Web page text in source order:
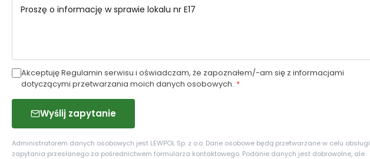
Akceptuję Regulamin serwisu i oświadczam, że zapoznałem/-am się z informacjami
dotyczącymi przetwarzania moich danych osobowych. *
Wyślij zapytanie
Administratorem danych osobowych jest LEWPOL Sp. z o.o. Dane osobowe będą przetwarzane w celu obsługi
zapytania przesłanego za pośrednictwem formularza kontaktowego. Podanie danych jest dobrowolne, ale